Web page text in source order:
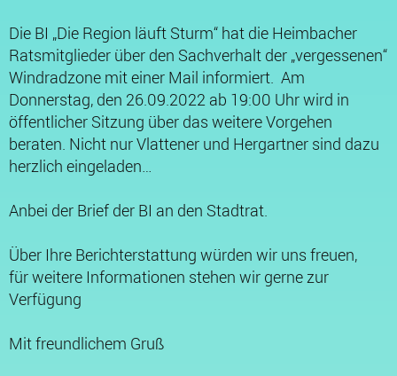
Die BI „Die Region läuft Sturm“ hat die Heimbacher
Ratsmitglieder über den Sachverhalt der „vergessenen“
Windradzone mit einer Mail informiert. Am
Donnerstag, den 26.09.2022 ab 19:00 Uhr wird in
öffentlicher Sitzung über das weitere Vorgehen
beraten. Nicht nur Vlattener und Hergartner sind dazu
herzlich eingeladen…
Anbei der Brief der BI an den Stadtrat.
Über Ihre Berichterstattung würden wir uns freuen,
für weitere Informationen stehen wir gerne zur
Verfügung
Mit freundlichem Gruß